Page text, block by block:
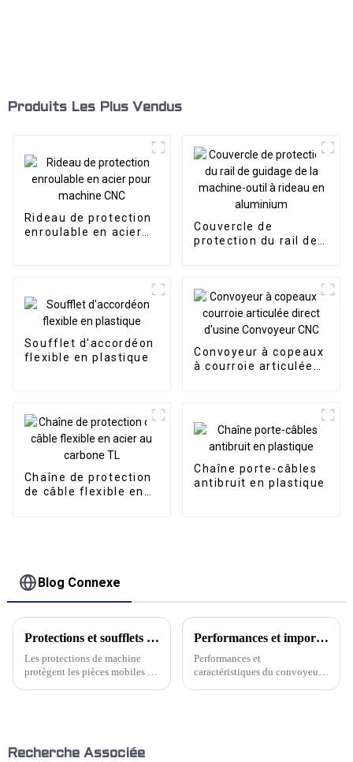
Produits Les Plus Vendus
Rideau de protection
enroulable en acier
Couvercle de
protection du rail de
Soufflet d'accordéon
flexible en plastique
Convoyeur à copeaux
à courroie articulée
Chaîne de protection
de câble flexible en
Chaîne porte-câbles
antibruit en plastique
Blog Connexe
Protections et soufflets de voies de machine
Les protections de machine
protègent les pièces mobiles et
les marques et tous les modèles
Performances et importance de l'utilisation du convoyeur à copeaux à chaîne pour machine-outil ?
Performances et
caractéristiques du convoyeur à
Recherche Associée